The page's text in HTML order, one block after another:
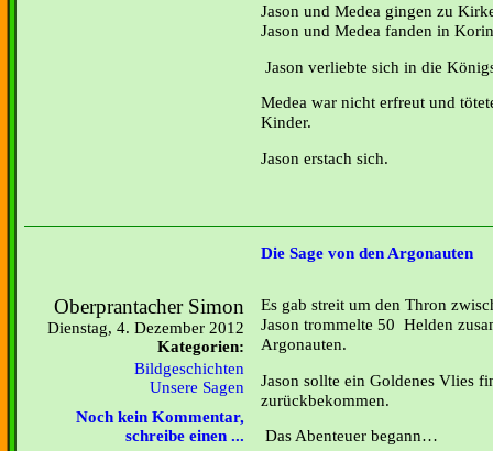
Jason und Medea gingen zu
Jason und Medea fanden in
Jason verliebte sich in die
Medea war nicht erfreut und
Kinder.
Jason erstach sich.
Die Sage von den Argonauten
Oberprantacher Simon
Dienstag, 4. Dezember 2012
Kategorien:
Bildgeschichten
Unsere Sagen
Noch kein Kommentar,
schreibe einen ...
Es gab streit um den Thron
Jason trommelte 50 Helden
Argonauten.
Jason sollte ein Goldenes Vlies
zurückbekommen.
Das Abenteuer begann